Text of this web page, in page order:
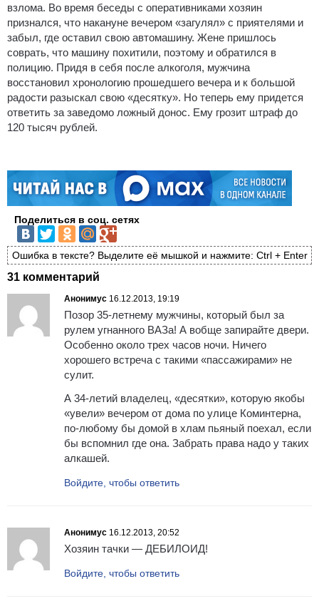
взлома. Во время беседы с оперативниками хозяин
признался, что накануне вечером «загулял» с приятелями и
забыл, где оставил свою автомашину. Жене пришлось
соврать, что машину похитили, поэтому и обратился в
полицию. Придя в себя после алкоголя, мужчина
восстановил хронологию прошедшего вечера и к большой
радости разыскал свою «десятку». Но теперь ему придется
ответить за заведомо ложный донос. Ему грозит штраф до
120 тысяч рублей.
Поделиться в соц. сетях
Ошибка в тексте? Выделите её мышкой и нажмите: Ctrl + Enter
31 комментарий
Анонимус 16.12.2013, 19:19
Позор 35-летнему мужчины, который был за
рулем угнанного ВАЗа! А вобще запирайте двери.
Особенно около трех часов ночи. Ничего
хорошего встреча с такими «пассажирами» не
сулит.
А 34-летий владелец, «десятки», которую якобы
«увели» вечером от дома по улице Коминтерна,
по-любому бы домой в хлам пьяный поехал, если
бы вспомнил где она. Забрать права надо у таких
алкашей.
Войдите, чтобы ответить
Анонимус 16.12.2013, 20:52
Хозяин тачки — ДЕБИЛОИД!
Войдите, чтобы ответить